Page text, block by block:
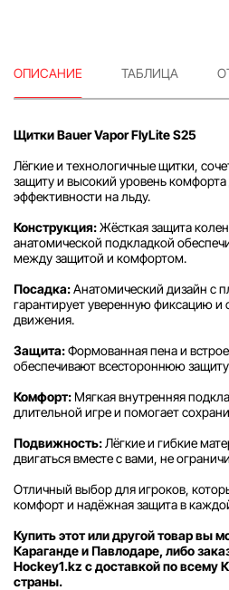
ОПИСАНИЕ ТАБЛИЦА
Щитки Bauer Vapor FlyLite S25
Лёгкие и технологичные щитки,
защиту и высокий уровень
эффективности на льду.
Конструкция:Жёсткая защита
анатомической подкладкой
между защитой и комфортом.
Посадка:Анатомический дизайн с
гарантирует уверенную фиксацию и
движения.
Защита:Формованная пена и
обеспечивают всестороннюю
Комфорт:Мягкая внутренняя
длительной игре и помогает
Подвижность:Лёгкие и гибкие
двигаться вместе с вами, не
Отличный выбор для игроков,
комфорт и надёжная защита в
Купить этот или другой товар вы
Караганде и Павлодаре, либо
Hockey1.kz с доставкой по всему
страны.